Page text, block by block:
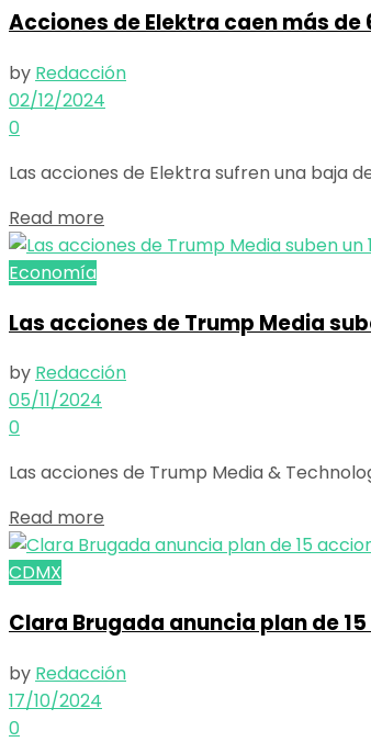
Acciones de Elektra caen más
by Redacción
02/12/2024
0
Las acciones de Elektra sufren una baja
Read more
Economía
Las acciones de Trump Media
by Redacción
05/11/2024
0
Las acciones de Trump Media &
Read more
CDMX
Clara Brugada anuncia plan de
by Redacción
17/10/2024
0